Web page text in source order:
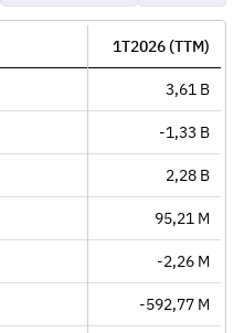
1T2026 (TTM)
3,61 B
-1,33 B
2,28 B
95,21 M
-2,26 M
-592,77 M